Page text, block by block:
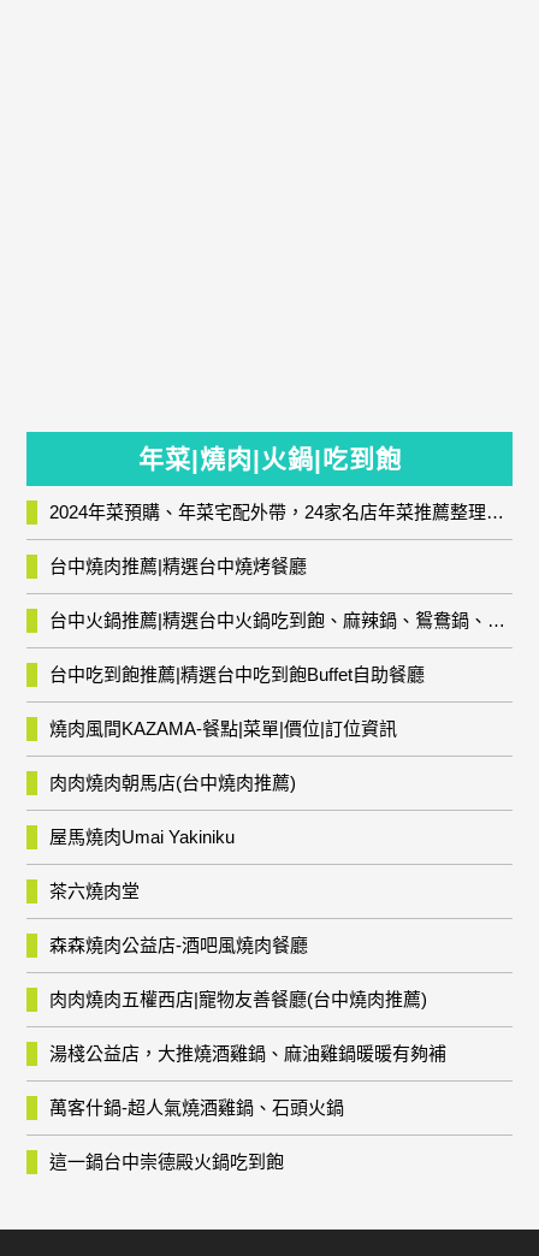
年菜|燒肉|火鍋|吃到飽
2024年菜預購、年菜宅配外帶，24家名店年菜推薦整理，圍爐輕鬆上菜團圓趣
台中燒肉推薦|精選台中燒烤餐廳
台中火鍋推薦|精選台中火鍋吃到飽、麻辣鍋、鴛鴦鍋、石頭火鍋、酸菜白肉鍋、海鮮鍋、燒酒雞、麻油雞、壽喜燒等熱門人氣火鍋店!
台中吃到飽推薦|精選台中吃到飽Buffet自助餐廳
燒肉風間KAZAMA-餐點|菜單|價位|訂位資訊
肉肉燒肉朝馬店(台中燒肉推薦)
屋馬燒肉Umai Yakiniku
茶六燒肉堂
森森燒肉公益店-酒吧風燒肉餐廳
肉肉燒肉五權西店|寵物友善餐廳(台中燒肉推薦)
湯棧公益店，大推燒酒雞鍋、麻油雞鍋暖暖有夠補
萬客什鍋-超人氣燒酒雞鍋、石頭火鍋
這一鍋台中崇德殿火鍋吃到飽